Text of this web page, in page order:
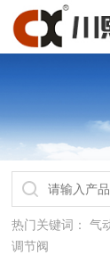
热门关键词：气
调节阀